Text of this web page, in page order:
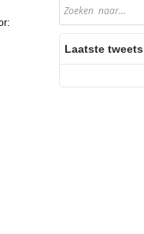
Laatste tweets